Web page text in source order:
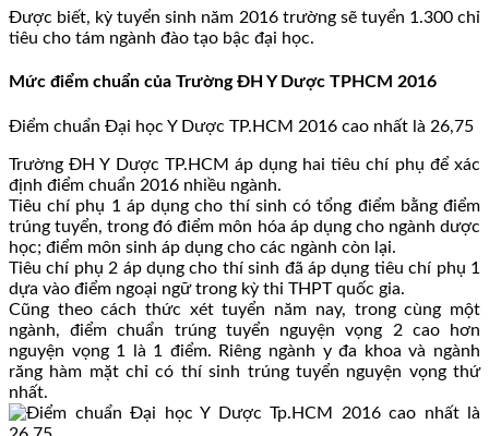
Được biết, kỳ tuyển sinh năm 2016 trường sẽ tuyển 1.300 chỉ
tiêu cho tám ngành đào tạo bậc đại học.
Mức điểm chuẩn của Trường ĐH Y Dược TPHCM 2016
Điểm chuẩn Đại học Y Dược TP.HCM 2016 cao nhất là 26,75
Trường ĐH Y Dược TP.HCM áp dụng hai tiêu chí phụ để xác
định điểm chuẩn 2016 nhiều ngành.
Tiêu chí phụ 1 áp dụng cho thí sinh có tổng điểm bằng điểm
trúng tuyển, trong đó điểm môn hóa áp dụng cho ngành dược
học; điểm môn sinh áp dụng cho các ngành còn lại.
Tiêu chí phụ 2 áp dụng cho thí sinh đã áp dụng tiêu chí phụ 1
dựa vào điểm ngoại ngữ trong kỳ thi THPT quốc gia.
Cũng theo cách thức xét tuyển năm nay, trong cùng một
ngành, điểm chuẩn trúng tuyển nguyện vọng 2 cao hơn
nguyện vọng 1 là 1 điểm. Riêng ngành y đa khoa và ngành
răng hàm mặt chỉ có thí sinh trúng tuyển nguyện vọng thứ
nhất.